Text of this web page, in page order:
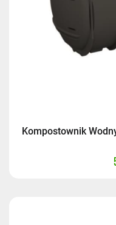
Kompostownik